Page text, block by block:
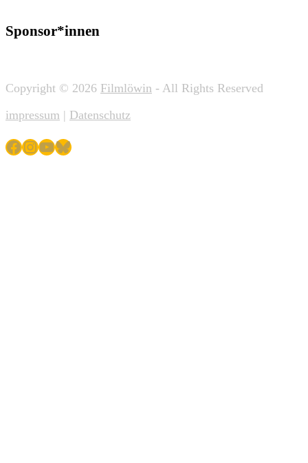
Sponsor*innen
Copyright © 2026 Filmlöwin - All Rights Reserved
impressum | Datenschutz
Facebook
Instagram
YouTube
Bluesky